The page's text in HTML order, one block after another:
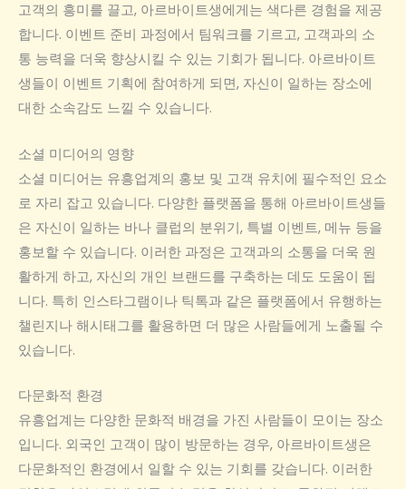
고객의 흥미를 끌고, 아르바이트생에게는 색다른 경험을 제공
합니다. 이벤트 준비 과정에서 팀워크를 기르고, 고객과의 소
통 능력을 더욱 향상시킬 수 있는 기회가 됩니다. 아르바이트
생들이 이벤트 기획에 참여하게 되면, 자신이 일하는 장소에
대한 소속감도 느낄 수 있습니다.
소셜 미디어의 영향
소셜 미디어는 유흥업계의 홍보 및 고객 유치에 필수적인 요소
로 자리 잡고 있습니다. 다양한 플랫폼을 통해 아르바이트생들
은 자신이 일하는 바나 클럽의 분위기, 특별 이벤트, 메뉴 등을
홍보할 수 있습니다. 이러한 과정은 고객과의 소통을 더욱 원
활하게 하고, 자신의 개인 브랜드를 구축하는 데도 도움이 됩
니다. 특히 인스타그램이나 틱톡과 같은 플랫폼에서 유행하는
챌린지나 해시태그를 활용하면 더 많은 사람들에게 노출될 수
있습니다.
다문화적 환경
유흥업계는 다양한 문화적 배경을 가진 사람들이 모이는 장소
입니다. 외국인 고객이 많이 방문하는 경우, 아르바이트생은
다문화적인 환경에서 일할 수 있는 기회를 갖습니다. 이러한